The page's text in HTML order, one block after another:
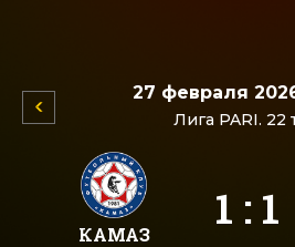
27 февраля
Лига PARI. 22
КАМАЗ 1 : 1